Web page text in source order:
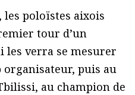
les poloïstes aixois
tour d’un
les verra se mesurer
puis au
au champion de